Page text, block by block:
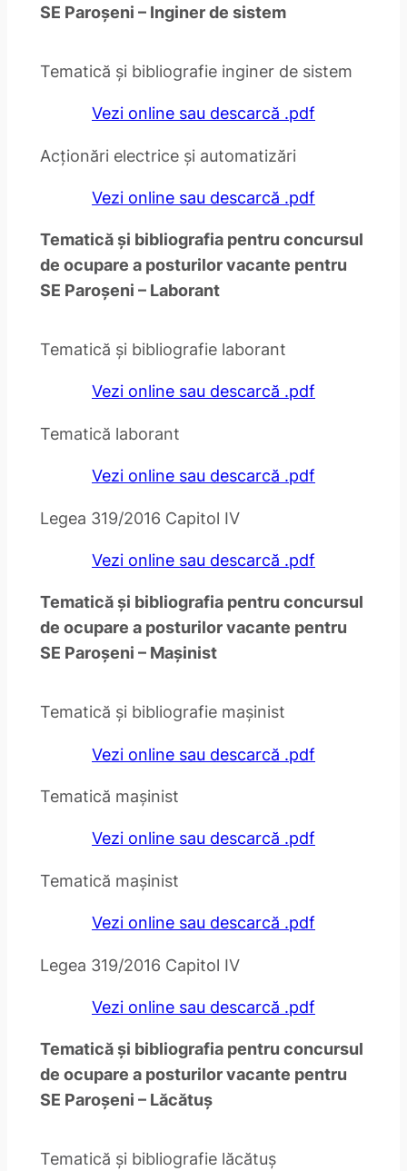
SE Paroșeni – Inginer de sistem
Tematică și bibliografie inginer de sistem
Vezi online sau descarcă .pdf
Acționări electrice și automatizări
Vezi online sau descarcă .pdf
Tematică și bibliografia pentru concursul
de ocupare a posturilor vacante pentru
SE Paroșeni – Laborant
Tematică și bibliografie laborant
Vezi online sau descarcă .pdf
Tematică laborant
Vezi online sau descarcă .pdf
Legea 319/2016 Capitol IV
Vezi online sau descarcă .pdf
Tematică și bibliografia pentru concursul
de ocupare a posturilor vacante pentru
SE Paroșeni – Mașinist
Tematică și bibliografie mașinist
Vezi online sau descarcă .pdf
Tematică mașinist
Vezi online sau descarcă .pdf
Tematică mașinist
Vezi online sau descarcă .pdf
Legea 319/2016 Capitol IV
Vezi online sau descarcă .pdf
Tematică și bibliografia pentru concursul
de ocupare a posturilor vacante pentru
SE Paroșeni – Lăcătuș
Tematică și bibliografie lăcătuș